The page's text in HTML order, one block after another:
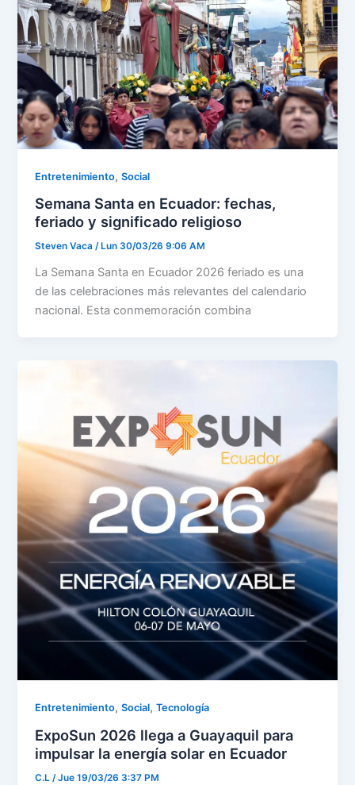
Entretenimiento,Social
Semana Santa en Ecuador: fechas,
feriado y significado religioso
Steven Vaca/ Lun 30/03/26 9:06 AM
La Semana Santa en Ecuador 2026 feriado es una
de las celebraciones más relevantes del calendario
nacional. Esta conmemoración combina
Entretenimiento,Social,Tecnología
ExpoSun 2026 llega a Guayaquil para
impulsar la energía solar en Ecuador
C.L/Jue 19/03/26 3:37 PM